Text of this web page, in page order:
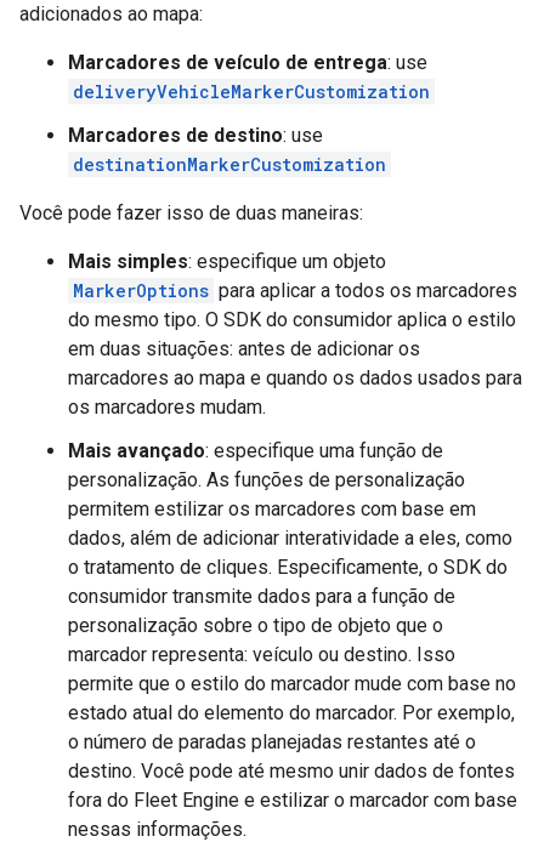
adicionados ao mapa:
Marcadores de veículo de entrega: use
deliveryVehicleMarkerCustomization
Marcadores de destino: use
destinationMarkerCustomization
Você pode fazer isso de duas maneiras:
Mais simples: especifique um objeto
MarkerOptions para aplicar a todos os marcadores
do mesmo tipo. O SDK do consumidor aplica o estilo
em duas situações: antes de adicionar os
marcadores ao mapa e quando os dados usados para
os marcadores mudam.
Mais avançado: especifique uma função de
personalização. As funções de personalização
permitem estilizar os marcadores com base em
dados, além de adicionar interatividade a eles, como
o tratamento de cliques. Especificamente, o SDK do
consumidor transmite dados para a função de
personalização sobre o tipo de objeto que o
marcador representa: veículo ou destino. Isso
permite que o estilo do marcador mude com base no
estado atual do elemento do marcador. Por exemplo,
o número de paradas planejadas restantes até o
destino. Você pode até mesmo unir dados de fontes
fora do Fleet Engine e estilizar o marcador com base
nessas informações.